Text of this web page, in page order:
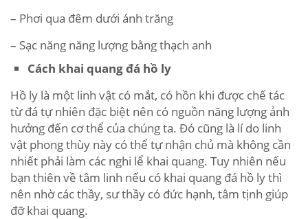
– Phơi qua đêm dưới ánh trăng
– Sạc năng năng lượng bằng thạch anh
Cách khai quang đá hồ ly
Hồ ly là một linh vật có mắt, có hồn khi được chế tác
từ đá tự nhiên đặc biệt nên có nguồn năng lượng ảnh
hưởng đến cơ thể của chúng ta. Đó cũng là lí do linh
vật phong thùy này có thể tự nhận chủ mà không cần
nhiết phải làm các nghi lể khai quang. Tuy nhiên nếu
bạn thiên về tâm linh nếu có khai quang đá hồ ly thì
nên nhờ các thầy, sư thầy có đức hạnh, tâm tịnh giúp
đỡ khai quang.